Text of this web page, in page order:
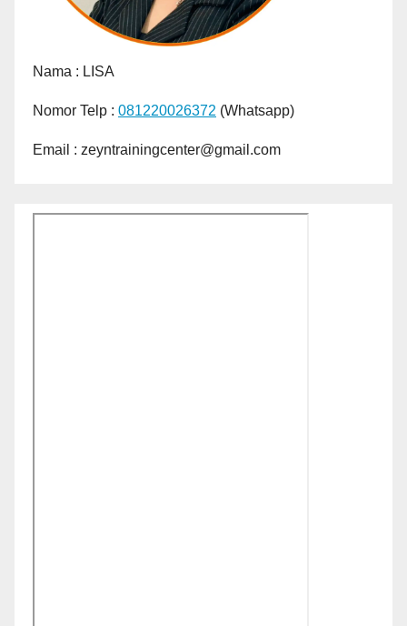
Nama : LISA
Nomor Telp : 081220026372 (Whatsapp)
Email : zeyntrainingcenter@gmail.com